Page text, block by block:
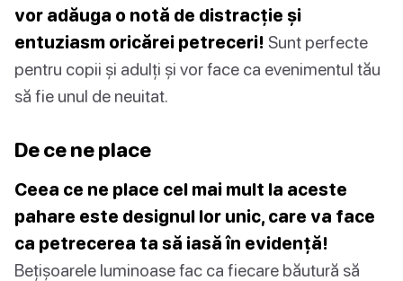
vor adăuga o notă de distracție și
entuziasm oricărei petreceri! Sunt perfecte
pentru copii și adulți și vor face ca evenimentul tău
să fie unul de neuitat.
De ce ne place
Ceea ce ne place cel mai mult la aceste
pahare este designul lor unic, care va face
ca petrecerea ta să iasă în evidență!
Bețișoarele luminoase fac ca fiecare băutură să